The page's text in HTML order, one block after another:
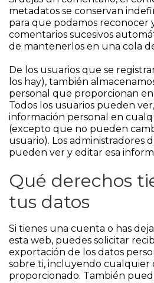
metadatos se conservan
para que podamos reconocer
comentarios sucesivos
de mantenerlos en una cola
De los usuarios que se
los hay), también
personal que proporcionan
Todos los usuarios pueden
información personal en
(excepto que no pueden
usuario). Los administradores
pueden ver y editar esa
Qué derechos
tus datos
Si tienes una cuenta o has
esta web, puedes solicitar
exportación de los datos
sobre ti, incluyendo cualquier
proporcionado. También